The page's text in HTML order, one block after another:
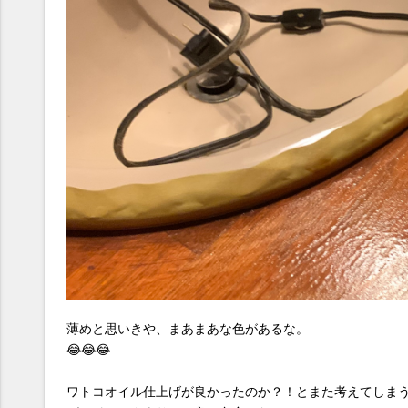
薄めと思いきや、まあまあな色があるな。
😂😂😂
ワトコオイル仕上げが良かったのか？！とまた考えてしま